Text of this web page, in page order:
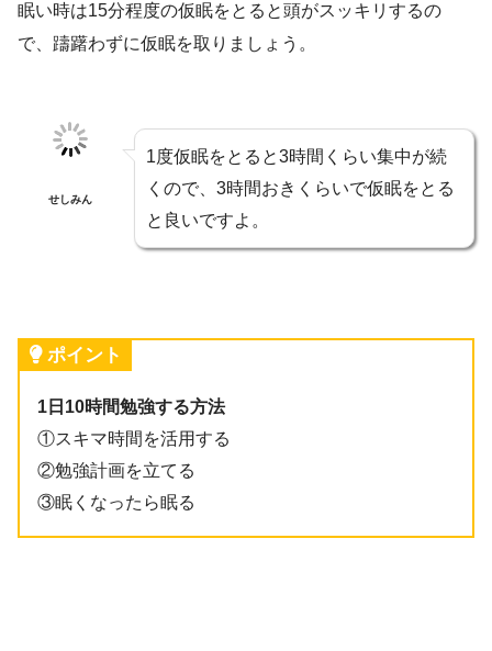
眠い時は15分程度の仮眠をとると頭がスッキリするの
で、躊躇わずに仮眠を取りましょう。
せしみん
1度仮眠をとると3時間くらい集中が続
くので、3時間おきくらいで仮眠をとる
と良いですよ。
ポイント
1日10時間勉強する方法
①スキマ時間を活用する
②勉強計画を立てる
③眠くなったら眠る